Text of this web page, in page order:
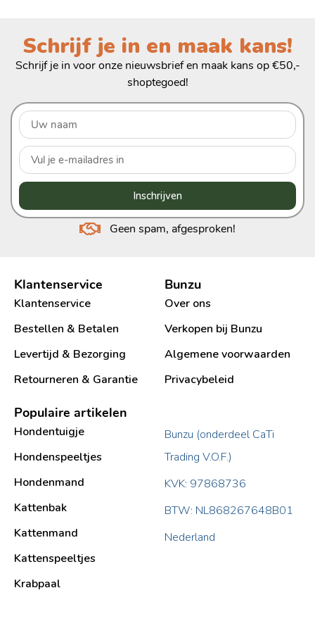
Schrijf je in en maak kans!
Schrijf je in voor onze nieuwsbrief en maak kans op €50,-
shoptegoed!
Inschrijven
Geen spam, afgesproken!
Klantenservice
Klantenservice
Bestellen & Betalen
Levertijd & Bezorging
Retourneren & Garantie
Bunzu
Over ons
Verkopen bij Bunzu
Algemene voorwaarden
Privacybeleid
Populaire artikelen
Hondentuigje
Hondenspeeltjes
Hondenmand
Kattenbak
Kattenmand
Kattenspeeltjes
Krabpaal​
Bunzu (onderdeel CaTi
Trading V.O.F.)
KVK: 97868736
BTW: NL868267648B01
Nederland